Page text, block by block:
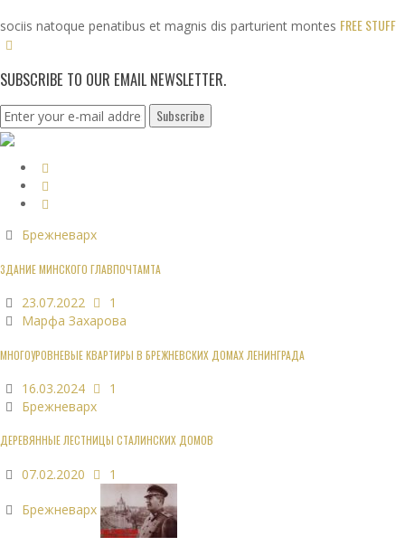
sociis natoque penatibus et magnis dis parturient montes FREE STUFF
SUBSCRIBE TO OUR EMAIL NEWSLETTER.
Брежневарх
ЗДАНИЕ МИНСКОГО ГЛАВПОЧТАМТА
23.07.2022
1
Марфа Захарова
МНОГОУРОВНЕВЫЕ КВАРТИРЫ В БРЕЖНЕВСКИХ ДОМАХ ЛЕНИНГРАДА
16.03.2024
1
Брежневарх
ДЕРЕВЯННЫЕ ЛЕСТНИЦЫ СТАЛИНСКИХ ДОМОВ
07.02.2020 1
Брежневарх